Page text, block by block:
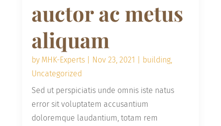
auctor ac metus
aliquam
by MHK-Experts| Nov 23, 2021 building,
Uncategorized
Sed ut perspiciatis unde omnis iste natus
error sit voluptatem accusantium
doloremque laudantium, totam rem